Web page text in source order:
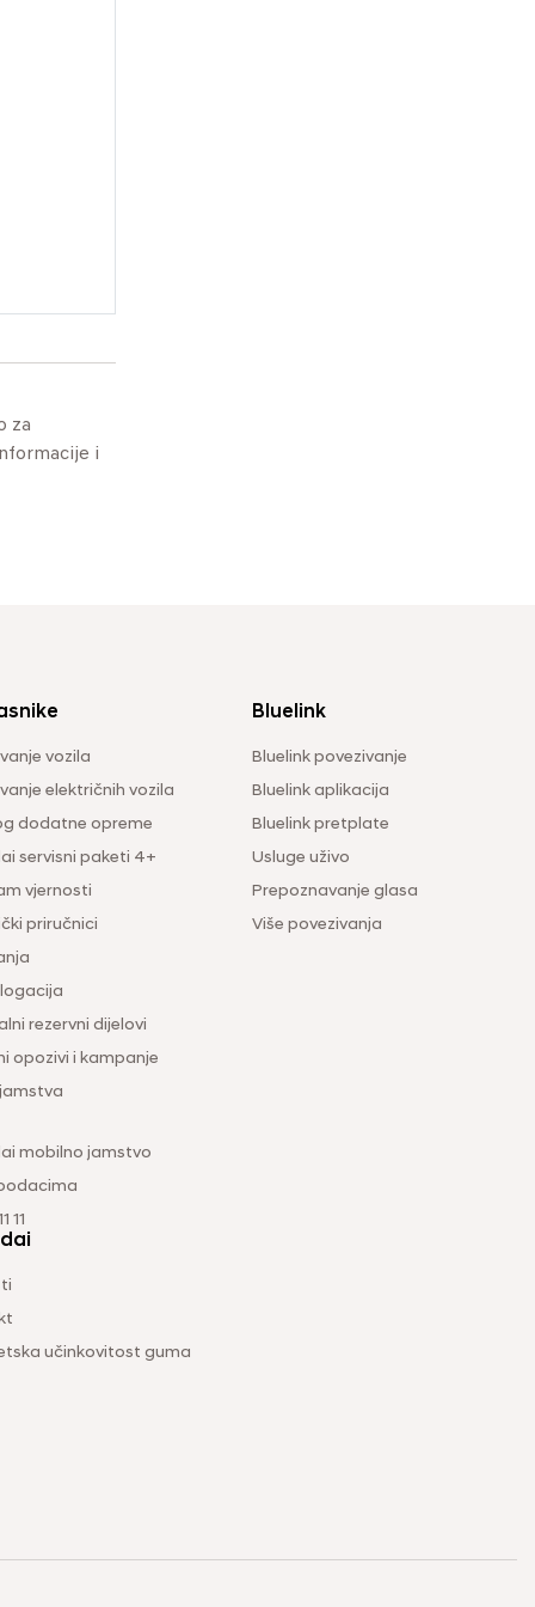
za
i
vozila
električnih vozila
dodatne opreme
servisni paketi 4+
vjernosti
priručnici
rezervni dijelovi
opozivi i kampanje
mobilno jamstvo
11
Bluelink
Bluelink povezivanje
Bluelink aplikacija
Bluelink pretplate
Usluge uživo
Prepoznavanje glasa
Više povezivanja
učinkovitost guma